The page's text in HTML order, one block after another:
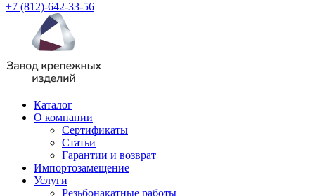
+7 (812)-642-33-56
Каталог
О компании
Сертификаты
Статьи
Гарантии и возврат
Импортозамещение
Услуги
Резьбонакатные работы